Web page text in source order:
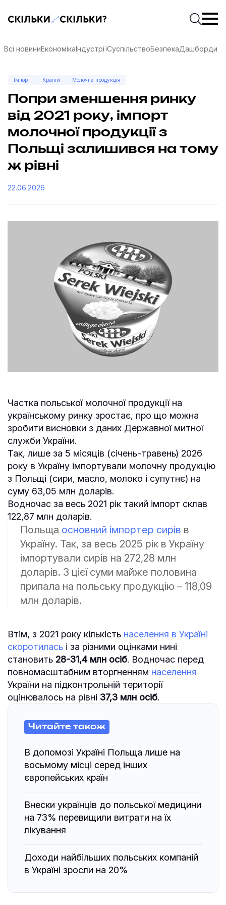
Скільки-скільки? — Медіа про суспільні даніПочати
Всі новиниЕкономікаІндустріїСуспільствоБезпекаДашборди
Імпорт Країни Молочна продукція
Попри зменшення ринку
від 2021 року, імпорт
молочної продукції з
Польщі залишився на тому
ж рівні
22.06.2026
Частка польської молочної продукції на
українському ринку зростає, про що можна
зробити висновки з даних Державної митної
служби України.
Так, лише за 5 місяців (січень-травень) 2026
року в Україну імпортували молочну продукцію
з Польщі (сири, масло, молоко і супутнє) на
суму 63,05 млн доларів.
Водночас за весь 2021 рік такий імпорт склав
122,87 млн доларів.
Польща основний імпортер сирів в
Україну. Так, за весь 2025 рік в Україну
імпортували сирів на 272,28 млн
доларів. З цієї суми майже половина
припала на польську продукцію – 118,09
млн доларів.
Втім, з 2021 року кількість населення в Україні
скоротилась і за різними оцінками нині
становить 28-31,4 млн осіб. Водночас перед
повномасштабним вторгненням населення
України на підконтрольній території
оцінювалось на рівні 37,3 млн осіб.
Читайте також
В допомозі Україні Польща лише на
восьмому місці серед інших
європейських країн
Внески українців до польської медицини
на 73% перевищили витрати на їх
лікування
Доходи найбільших польських компаній
в Україні зросли на 20%